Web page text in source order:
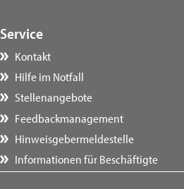
Service
Kontakt
Hilfe im Notfall
Stellenangebote
Feedbackmanagement
Hinweisgebermeldestelle
Informationen für Beschäftigte